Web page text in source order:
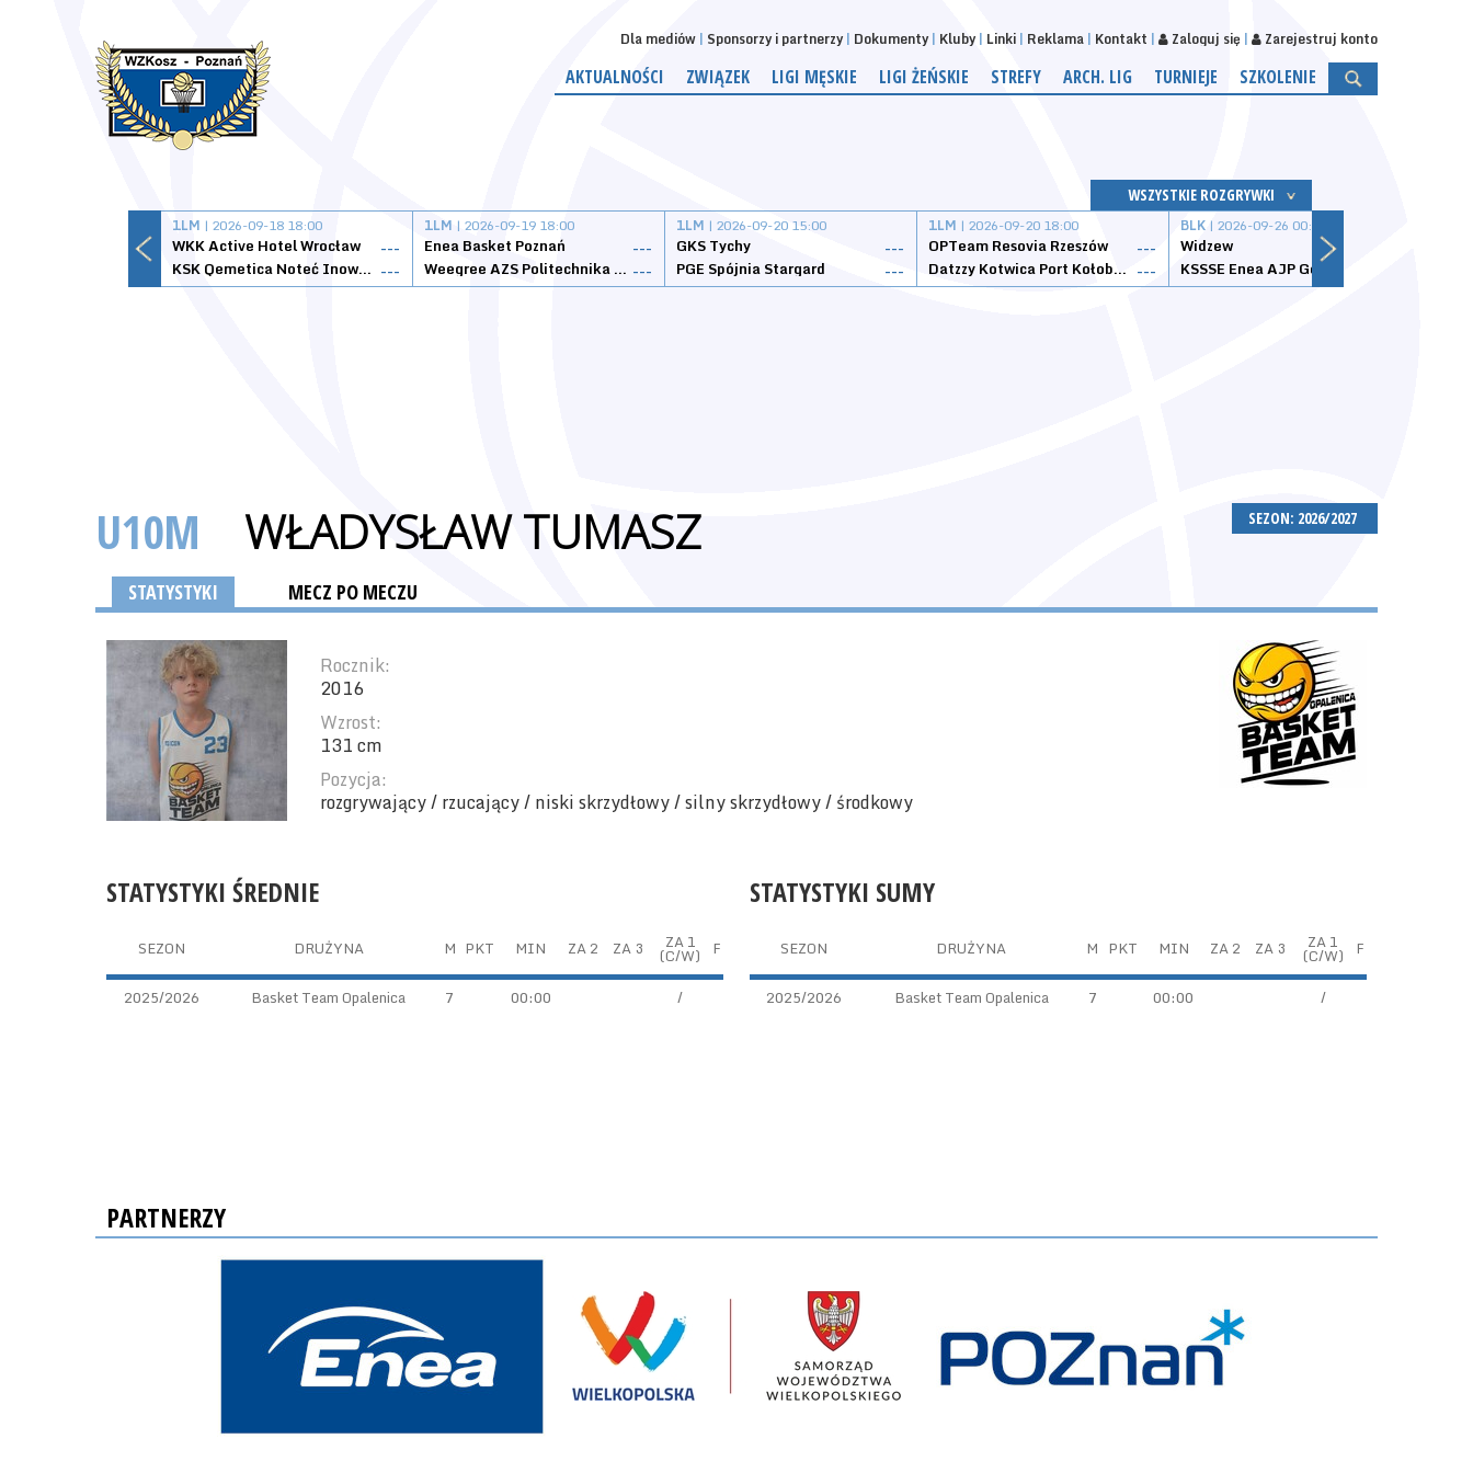
Dla mediów Sponsorzy i partnerzy Dokumenty Kluby Linki Reklama Kontakt Zaloguj się Zarejestruj konto
AKTUALNOŚCI ZWIĄZEK LIGI MĘSKIE LIGI ŻEŃSKIE STREFY ARCH. LIG TURNIEJE SZKOLENIE
WSZYSTKIE ROZGRYWKI
1LM | 2026-09-18 18:00
WKK Active Hotel Wrocław
---
KSK Qemetica Noteć Inowrocław ---
1LM | 2026-09-19 18:00
Enea Basket Poznań
---
Weegree AZS Politechnika Opolska ---
1LM | 2026-09-20 15:00
GKS Tychy
---
PGE Spójnia Stargard
---
1LM | 2026-09-20 18:00
OPTeam Resovia Rzeszów
---
Datzzy Kotwica Port Kołobrzeg ---
BLK | 2026-09-26 00:00
Widzew
SEZON: 2026/2027
U10M WŁADYSŁAW TUMASZ
STATYSTYKI MECZ PO MECZU
Rocznik:
2016
Wzrost:
131 cm
Pozycja:
rozgrywający / rzucający / niski skrzydłowy / silny skrzydłowy / środkowy
STATYSTYKI SUMY
SEZON DRUŻYNA M PKT MIN ZA 2 ZA 3 ZA 1
(C/W) F
2025/2026 Basket Team Opalenica 7 00:00 /
STATYSTYKI ŚREDNIE
SEZON DRUŻYNA M PKT MIN ZA 2 ZA 3 ZA 1
(C/W) F
2025/2026 Basket Team Opalenica 7 00:00 /
PARTNERZY